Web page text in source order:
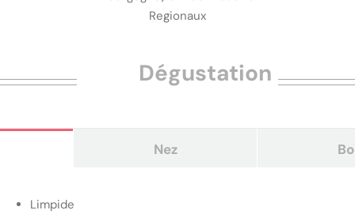
Regionaux
Dégustation
Nez
Limpide